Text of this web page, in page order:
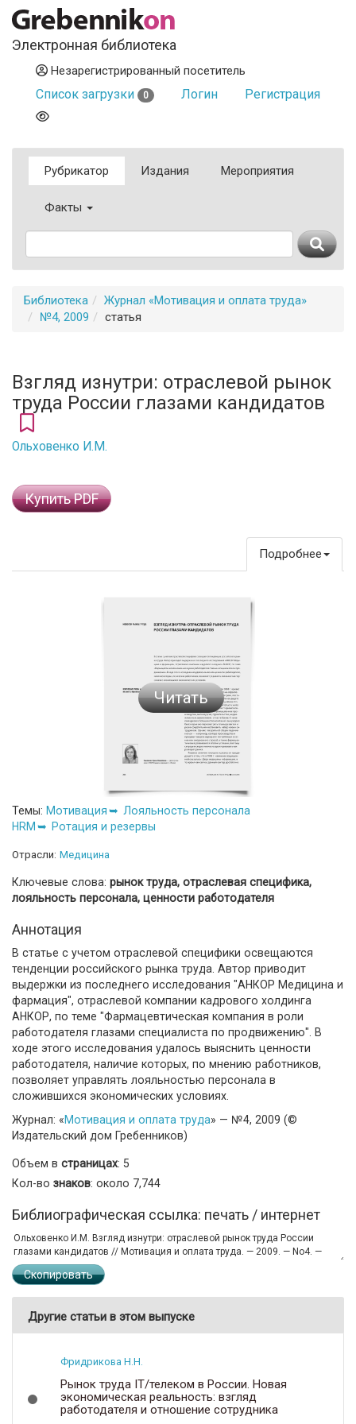
Электронная библиотека
Незарегистрированный посетитель
Список загрузки 0 Логин Регистрация
Рубрикатор Издания Мероприятия
Факты
Библиотека
Журнал «Мотивация и оплата труда»
№4, 2009
статья
Взгляд изнутри: отраслевой рынок
труда России глазами кандидатов
Ольховенко И.М.
Купить PDF
Подробнее
Читать
Темы: Мотивация
Лояльность персонала
HRM
Ротация и резервы
Отрасли: Медицина
Ключевые слова: рынок труда, отраслевая специфика,
лояльность персонала, ценности работодателя
Аннотация
В статье с учетом отраслевой специфики освещаются
тенденции российского рынка труда. Автор приводит
выдержки из последнего исследования "АНКОР Медицина и
фармация", отраслевой компании кадрового холдинга
АНКОР, по теме "Фармацевтическая компания в роли
работодателя глазами специалиста по продвижению". В
ходе этого исследования удалось выяснить ценности
работодателя, наличие которых, по мнению работников,
позволяет управлять лояльностью персонала в
сложившихся экономических условиях.
Журнал: «Мотивация и оплата труда» — №4, 2009 (©
Издательский дом Гребенников)
Объем в страницах: 5
Кол-во знаков: около 7,744
Библиографическая ссылка: печать / интернет
Скопировать
Другие статьи в этом выпуске
Фридрикова Н.Н.
Рынок труда IT/телеком в России. Новая
экономическая реальность: взгляд
работодателя и отношение сотрудника